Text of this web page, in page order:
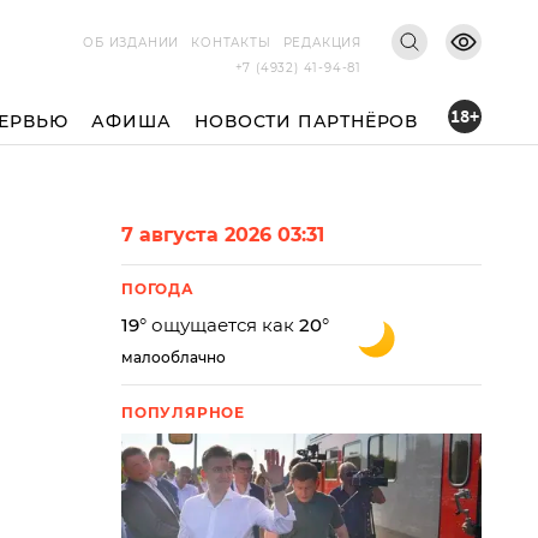
ОБ ИЗДАНИИ КОНТАКТЫ
РЕДАКЦИЯ
+7 (4932) 41-94-81
АФИША НОВОСТИ ПАРТНЁРОВ 18+
7 августа 2026 03:31
ПОГОДА
19° ощущается как 20°
малооблачно
ПОПУЛЯРНОЕ